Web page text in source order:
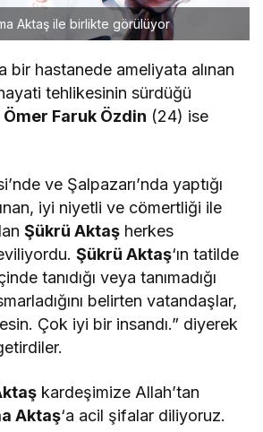
Aktaş ile birlikte görülüyor
bir hastanede ameliyata alınan
hayati tehlikesinin sürdüğü
Ömer Faruk Özdin (24) ise
ve Şalpazarı’nda yaptığı
iyi niyetli ve cömertliği ile
Şükrü Aktaş herkes
Şükrü Aktaş‘ın tatilde
tanıdığı veya tanımadığı
belirten vatandaşlar,
Çok iyi bir insandı.” diyerek
kardeşimize Allah’tan
Aktaş‘a acil şifalar diliyoruz.